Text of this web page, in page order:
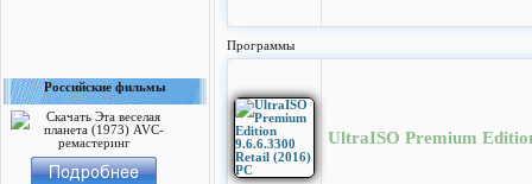
Российские фильмы
Программы
UltraISO Premium